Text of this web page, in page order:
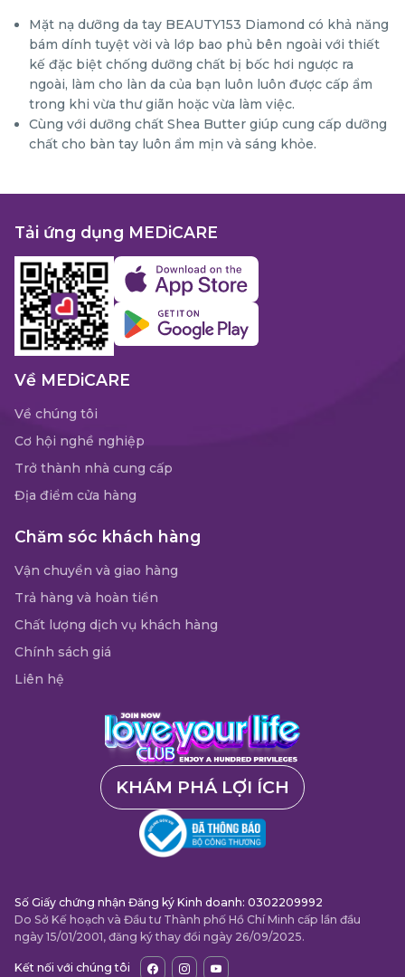
Mặt nạ dưỡng da tay BEAUTY153 Diamond có khả năng
bám dính tuyệt vời và lớp bao phủ bên ngoài với thiết
kế đặc biệt chống dưỡng chất bị bốc hơi ngược ra
ngoài, làm cho làn da của bạn luôn luôn được cấp ẩm
trong khi vừa thư giãn hoặc vừa làm việc.
Cùng với dưỡng chất Shea Butter giúp cung cấp dưỡng
chất cho bàn tay luôn ẩm mịn và sáng khỏe.
Tải ứng dụng MEDiCARE
Về MEDiCARE
Về chúng tôi
Cơ hội nghề nghiệp
Trở thành nhà cung cấp
Địa điểm cửa hàng
Chăm sóc khách hàng
Vận chuyển và giao hàng
Trả hàng và hoàn tiền
Chất lượng dịch vụ khách hàng
Chính sách giá
Liên hệ
KHÁM PHÁ LỢI ÍCH
Số Giấy chứng nhận Đăng ký Kinh doanh: 0302209992
Do Sở Kế hoạch và Đầu tư Thành phố Hồ Chí Minh cấp lần đầu
ngày 15/01/2001, đăng ký thay đổi ngày 26/09/2025.
Kết nối với chúng tôi